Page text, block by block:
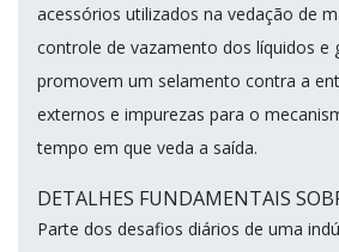
acessórios utilizados na vedação de
controle de vazamento dos líquidos e
promovem um selamento contra a
externos e impurezas para o
tempo em que veda a saída.
DETALHES FUNDAMENTAIS
Parte dos desafios diários de uma